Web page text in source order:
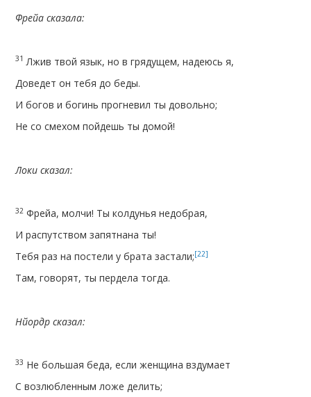
Фрейа сказала:
31 Лжив твой язык, но в грядущем, надеюсь я,
Доведет он тебя до беды.
И богов и богинь прогневил ты довольно;
Не со смехом пойдешь ты домой!
Локи сказал:
32 Фрейа, молчи! Ты колдунья недобрая,
И распутством запятнана ты!
Тебя раз на постели у брата застали;[22]
Там, говорят, ты пердела тогда.
Нйордр сказал:
33 Не большая беда, если женщина вздумает
С возлюбленным ложе делить;